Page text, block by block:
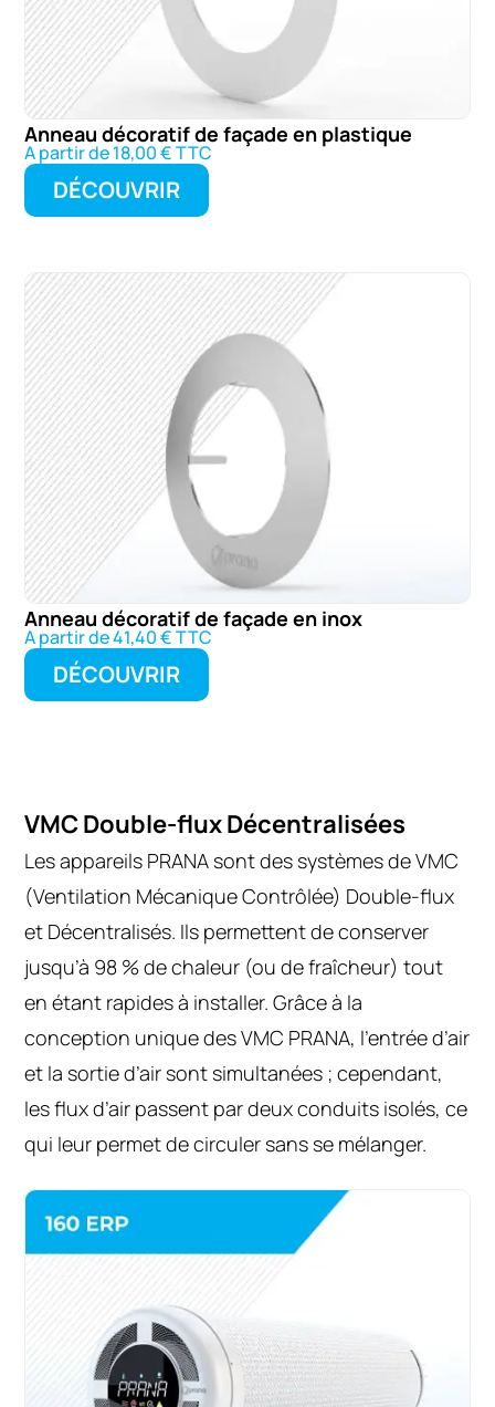
Anneau décoratif de façade en plastique
A partir de 18,00 € TTC
DÉCOUVRIR
Anneau décoratif de façade en inox
A partir de 41,40 € TTC
DÉCOUVRIR
VMC Double-flux Décentralisées
Les appareils PRANA sont des systèmes de VMC
(Ventilation Mécanique Contrôlée) Double-flux
et Décentralisés. Ils permettent de conserver
jusqu’à 98 % de chaleur (ou de fraîcheur) tout
en étant rapides à installer. Grâce à la
conception unique des VMC PRANA, l’entrée d’air
et la sortie d’air sont simultanées ; cependant,
les flux d’air passent par deux conduits isolés, ce
qui leur permet de circuler sans se mélanger.